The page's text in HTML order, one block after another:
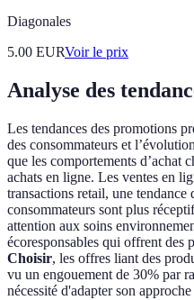
Diagonales
5.00 EURVoir le prix
Analyse des
Les tendances des promotions
des consommateurs et
que les comportements d’achat
achats en ligne. Les ventes en
transactions retail, une
consommateurs sont plus
attention aux soins
écoresponsables qui offrent des
Choisir, les offres liant des
vu un engouement de 30% par
nécessité d'adapter son